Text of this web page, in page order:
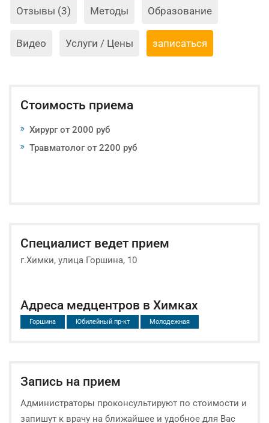
Отзывы (3) Методы Образование
Видео Услуги / Цены записаться
Стоимость приема
Хирург от 2000 руб
Травматолог от 2200 руб
Специалист ведет прием
г.Химки, улица Горшина, 10
Адреса медцентров в Химках
Горшина Юбилейный пр-кт Молодежная
Запись на прием
Администраторы проконсультируют по стоимости и
запишут к врачу на ближайшее и удобное для Вас